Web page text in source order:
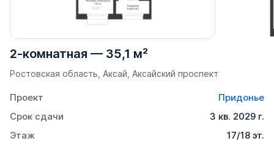
2-комнатная — 35,1 м²
Ростовская область, Аксай, Аксайский проспект
Проект
Придонье
Срок сдачи
3 кв. 2029 г.
Этаж
17/18 эт.